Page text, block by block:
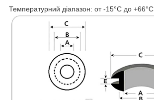
Температурний діапазон: oт -15°C дo +66°C.